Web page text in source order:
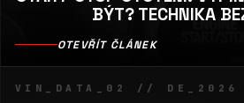
BÝT? TECHNIKA
OTEVŘÍT ČLÁNEK
VIN_DATA_02 // DE_2026